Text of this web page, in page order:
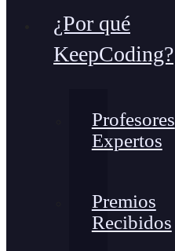
¿Por qué
KeepCoding?
Profesores
Expertos
Premios
Recibidos